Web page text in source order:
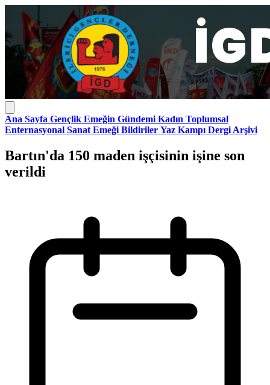
Ana Sayfa Gençlik Emeğin Gündemi Kadın Toplumsal
Enternasyonal Sanat Emeği Bildiriler Yaz Kampı Dergi Arşivi
Bartın'da 150 maden işçisinin işine son
verildi